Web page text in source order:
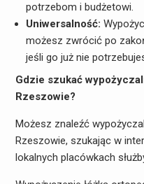
potrzebom i budżetowi.
Uniwersalność:
możesz zwrócić po
jeśli go już nie
Gdzie szukać
Rzeszowie?
Możesz znaleźć
Rzeszowie, szukając w
lokalnych placówkach